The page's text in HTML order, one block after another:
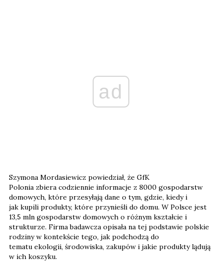
ad
Szymona Mordasiewicz powiedział, że GfK
Polonia zbiera codziennie informacje z 8000 gospodarstw
domowych, które przesyłają dane o tym, gdzie, kiedy i
jak kupili produkty, które przynieśli do domu. W Polsce jest
13,5 mln gospodarstw domowych o różnym kształcie i
strukturze. Firma badawcza opisała na tej podstawie polskie
rodziny w kontekście tego, jak podchodzą do
tematu ekologii, środowiska, zakupów i jakie produkty lądują
w ich koszyku.